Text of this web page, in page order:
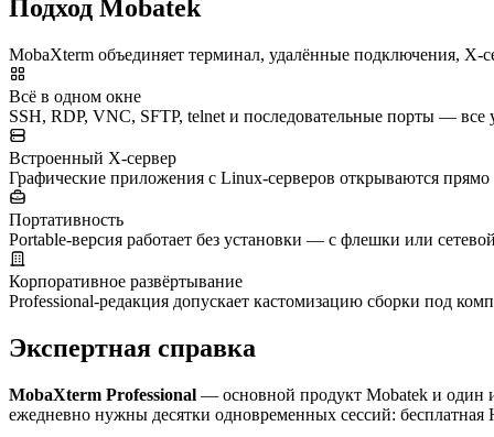
Подход Mobatek
MobaXterm объединяет терминал, удалённые подключения,
Всё в одном окне
SSH, RDP, VNC, SFTP, telnet и последовательные порты —
Встроенный X-сервер
Графические приложения с Linux-серверов открываются
Портативность
Portable-версия работает без установки — с флешки или
Корпоративное развёртывание
Professional-редакция допускает кастомизацию сборки под
Экспертная справка
MobaXterm Professional — основной продукт Mobatek и один
ежедневно нужны десятки одновременных сессий: